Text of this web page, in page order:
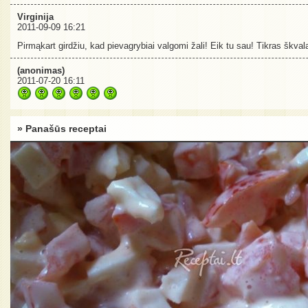
Virginija
2011-09-09 16:21
Pirmąkart girdžiu, kad pievagrybiai valgomi žali! Eik tu sau! Tikras
(anonimas)
2011-07-20 16:11
» Panašūs receptai